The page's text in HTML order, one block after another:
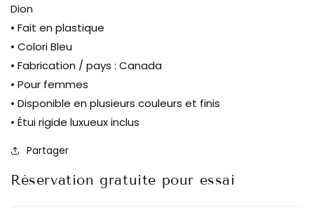
Dion
• Fait en plastique
• Colori Bleu
• Fabrication / pays : Canada
• Pour femmes
• Disponible en plusieurs couleurs et finis
• Étui rigide luxueux inclus
Partager
Réservation gratuite pour essai